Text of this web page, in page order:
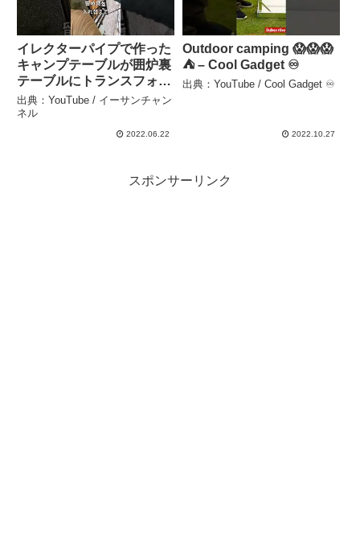
イレクターパイプで作った
キャンプテーブルが囲炉裏
テーブルにトランスフォー
ム – イーサンチャンネル
出典：YouTube / イーサンチャン
ネル
2022.06.22
Outdoor camping 😱😱😱
⛺️ – Cool Gadget ♾️
出典：YouTube / Cool Gadget ♾️
2022.10.27
スポンサーリンク